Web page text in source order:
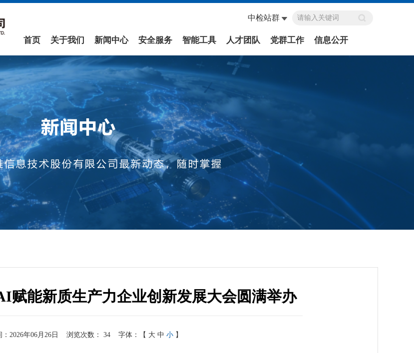
中检站群
首页 关于我们 新闻中心 安全服务 智能工具 人才团队 党群工作 信息公开
赋能新质生产力企业创新发展大会圆满举办
2026年06月26日 浏览次数： 34 字体：【 大 中 小 】